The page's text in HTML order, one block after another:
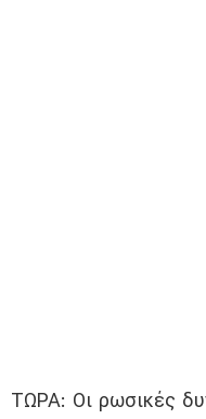
ΤΩΡΑ: Οι ρωσικές